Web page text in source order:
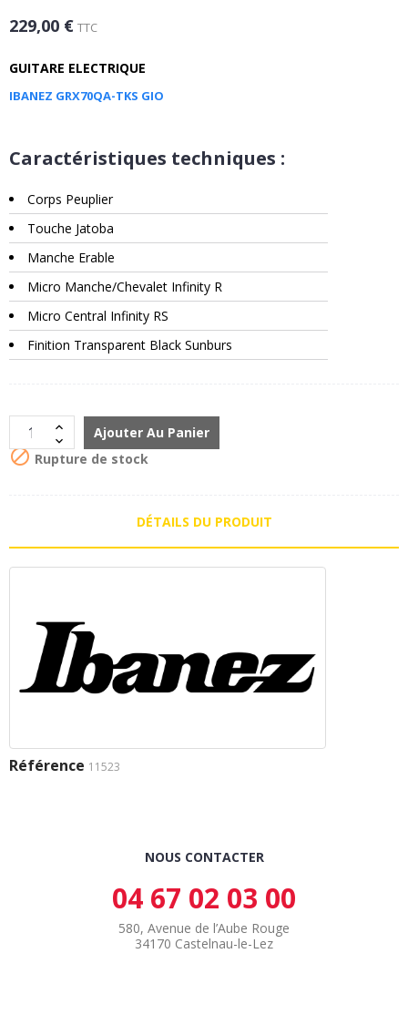
229,00 € TTC
GUITARE ELECTRIQUE
IBANEZ GRX70QA-TKS GIO
Caractéristiques techniques :
Corps Peuplier
Touche Jatoba
Manche Erable
Micro Manche/Chevalet Infinity R
Micro Central Infinity RS
Finition Transparent Black Sunburs
Ajouter Au Panier
 Rupture de stock
DÉTAILS DU PRODUIT
Référence 11523
NOUS CONTACTER
04 67 02 03 00
580, Avenue de l’Aube Rouge
34170 Castelnau-le-Lez